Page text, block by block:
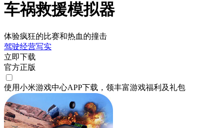
车祸救援模拟器
体验疯狂的比赛和热血的撞击
驾驶经营写实
立即下载
官方正版
使用小米游戏中心APP下载 ，领丰富游戏福利 及礼包